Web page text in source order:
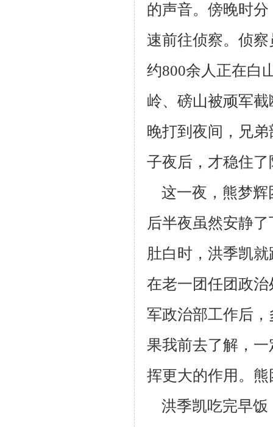
的声音。傍晚时
速前往侦察。侦察
约800余人正在白
岭、磅山被顽军
晚打到夜间，兄
子夜后，才稳住了
这一夜，熊梦辉
后半夜虽然安静
肚白时，洪季凯就
在老一团任团政
军政治部工作后
果我前去了解，
挥更大的作用。
洪季凯吃完早饭